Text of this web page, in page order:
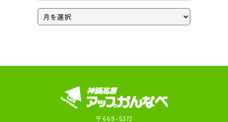
〒669-5372